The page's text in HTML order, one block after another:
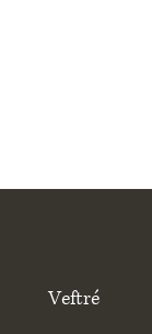
Veftré